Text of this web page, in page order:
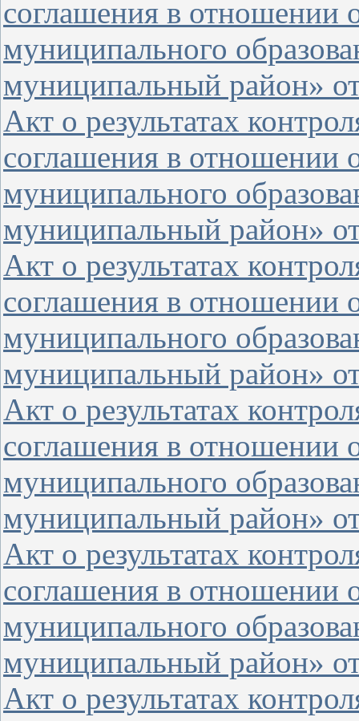
соглашения в отношении
муниципального
муниципальный район»
Акт о результатах
соглашения в отношении
муниципального
муниципальный район»
Акт о результатах
соглашения в отношении
муниципального
муниципальный район»
Акт о результатах
соглашения в отношении
муниципального
муниципальный район»
Акт о результатах
соглашения в отношении
муниципального
муниципальный район»
Акт о результатах